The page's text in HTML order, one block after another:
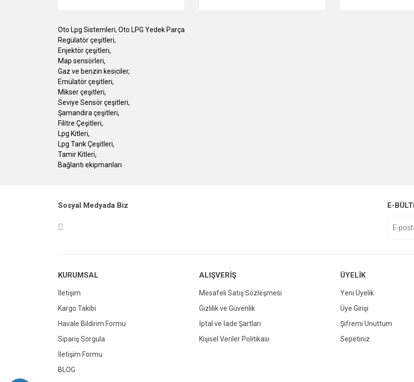
Oto Lpg Sistemleri, Oto LPG Yedek Parça
Regülatör çeşitleri,
Enjektör çeşitleri,
Map sensörleri,
Gaz ve benzin kesiciler,
Emülatör çeşitleri,
Mikser çeşitleri,
Seviye Sensör çeşitleri,
Şamandıra çeşitleri,
Filitre Çeşitleri,
Lpg Kitleri,
Lpg Tank Çeşitleri,
Tamir Kitleri,
Bağlantı ekipmanları
Sosyal Medyada Biz E-
KURUMSAL
İletişim
Kargo Takibi
Havale Bildirim Formu
Sipariş Sorgula
İletişim Formu
BLOG
ALIŞVERİŞ
Mesafeli Satış Sözleşmesi
Gizlilik ve Güvenlik
İptal ve İade Şartları
Kişisel Veriler Politikası
ÜYELİK
Yeni Üyelik
Üye Girişi
Şifremi Unuttum
Sepetiniz